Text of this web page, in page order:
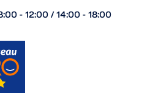
- 12:00 / 14:00 - 18:00